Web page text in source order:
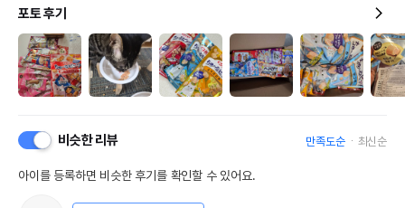
포토 후기
비슷한 리뷰 만족도순 최신순
아이를 등록하면 비슷한 후기를 확인할 수 있어요.